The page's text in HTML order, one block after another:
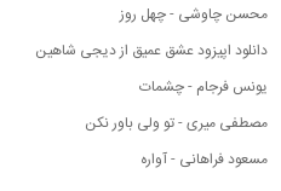
محسن چاوشی - چهل روز
دانلود اپیزود عشق عمیق از دیجی شاهین
یونس فرجام - چشمات
مصطفی میری - تو ولی باور نکن
مسعود فراهانی - آواره